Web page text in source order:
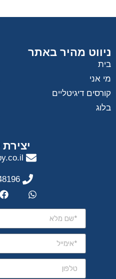
ניווט מהיר באתר
בית
מי אני
קורסים דיגיטליים
בלוג